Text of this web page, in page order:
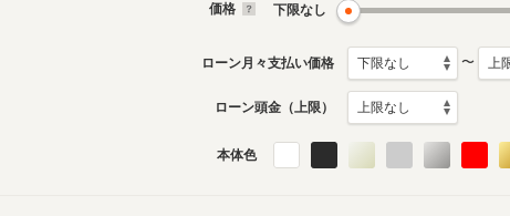
ISのカタログを見る
価格 下限なし
ローン月々支払い価格 〜
ローン頭金（上限）
本体色